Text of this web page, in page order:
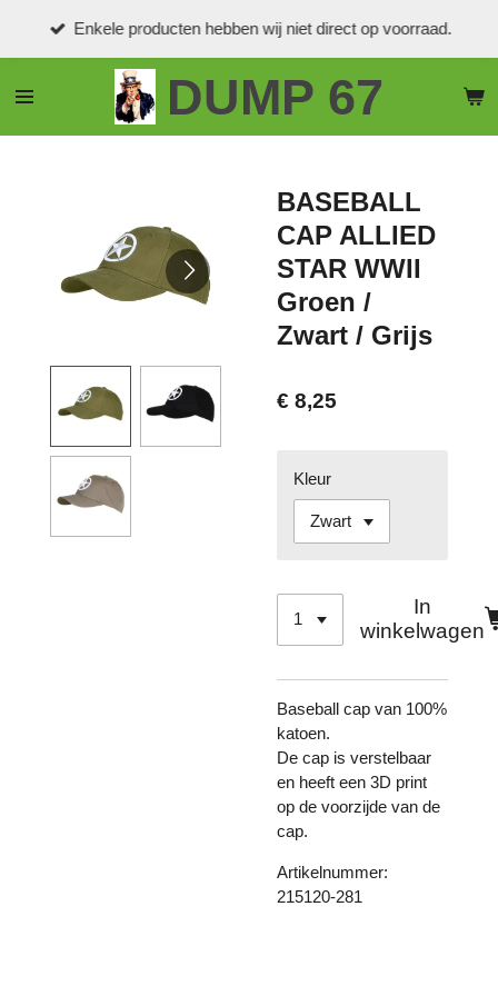
de
DUMP 67
Enkele producten hebben wij niet direct op voorraad.
BASEBALL
CAP ALLIED
STAR WWII
Groen /
Zwart / Grijs
€ 8,25
Kleur
In
winkelwagen
Baseball cap van 100%
katoen.
De cap is verstelbaar
en heeft een 3D print
op de voorzijde van de
cap.
Artikelnummer:
215120-281